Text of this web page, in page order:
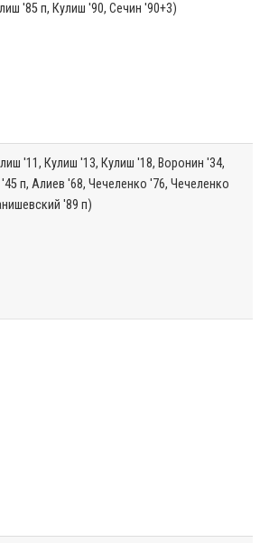
'85 п, Кулиш '90, Сечин '90+3)
'11, Кулиш '13, Кулиш '18, Воронин '34,
п, Алиев '68, Чечеленко '76, Чечеленко
'89 п)